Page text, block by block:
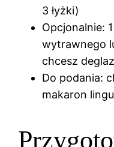
3 łyżki)
Opcjonalnie:
wytrawnego
chcesz
Do podania:
makaron